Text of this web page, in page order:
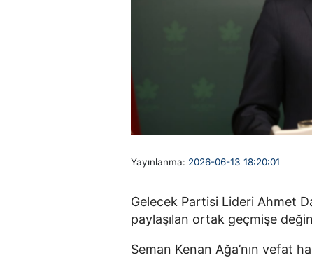
Yayınlanma: 2026-06-13 18:20:01
Gelecek Partisi Lideri Ahmet
paylaşılan ortak geçmişe
Seman Kenan Ağa’nın vefat